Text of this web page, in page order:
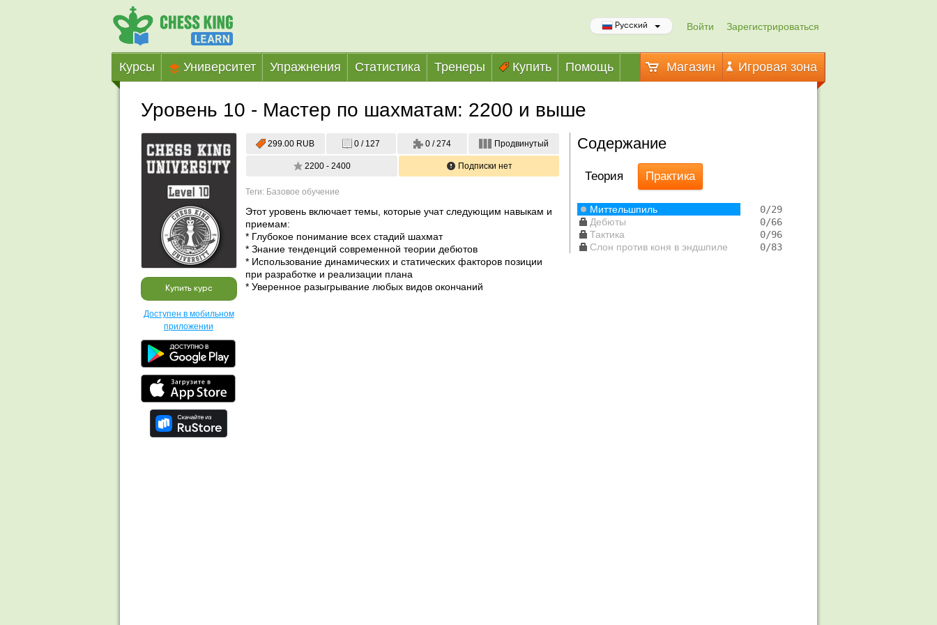
Войти Зарегистрироваться
Русский
Курсы Университет Упражнения Статистика Тренеры Купить Помощь Магазин Игровая зона
Уровень 10 - Мастер по шахматам: 2200 и выше
Купить курс
Доступен в мобильном
приложении
299.00 RUB 0 / 127 0 / 274 Продвинутый
2200 - 2400 Подписки нет
Теги: Базовое обучение
Этот уровень включает темы, которые учат следующим навыкам и
приемам:
* Глубокое понимание всех стадий шахмат
* Знание тенденций современной теории дебютов
* Использование динамических и статических факторов позиции
при разработке и реализации плана
* Уверенное разыгрывание любых видов окончаний
Содержание
Теория Практика
Миттельшпиль
   0/29
Дебюты
   0/66
Тактика
   0/96
Слон против коня в эндшпиле
   0/83